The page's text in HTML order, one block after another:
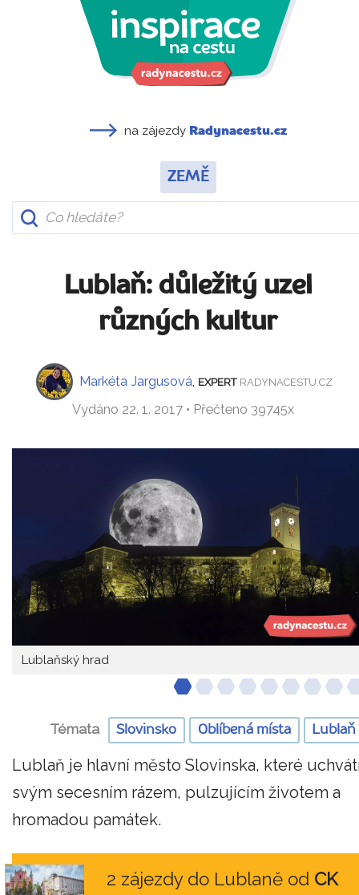
na zájezdy Radynacestu.cz
ZEMĚ
Lublaň: důležitý uzel
různých kultur
Markéta Jargusová EXPERT RADYNACESTU.CZ
Vydáno 22. 1. 2017 • Přečteno 39745x
Lublaňský hrad
Témata Slovinsko Oblíbená místa Lublaň
Lublaň je hlavní město Slovinska, které
svým secesním rázem, pulzujícím životem a
hromadou památek.
2 zájezdy do Lublaně od CK